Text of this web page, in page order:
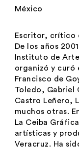
México
Escritor, crítico
De los años
Instituto de
organizó y curó
Francisco de
Toledo, Gabriel
Castro Leñero,
muchos otras.
La Ceiba
artísticas y
Veracruz. Ha